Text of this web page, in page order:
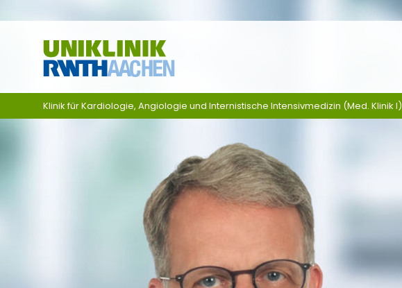
Klinik für Kardiologie, Angiologie und Internistische Intensivmedizin (Med. Klinik I)